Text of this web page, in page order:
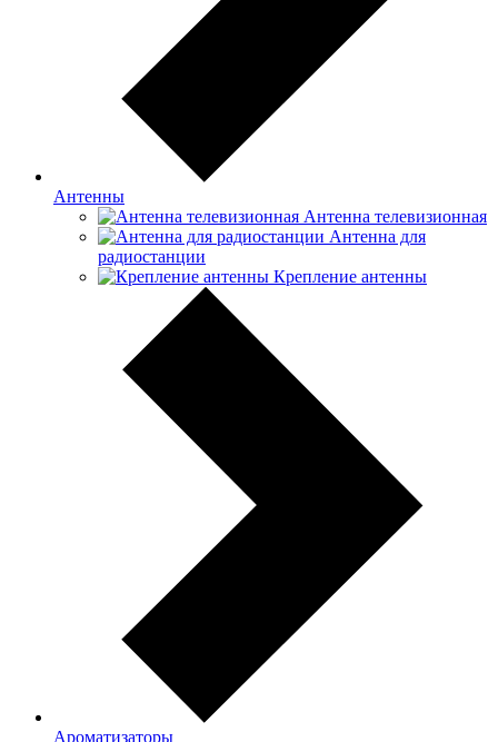
Антенны
Антенна телевизионная
Антенна для
радиостанции
Крепление антенны
Ароматизаторы